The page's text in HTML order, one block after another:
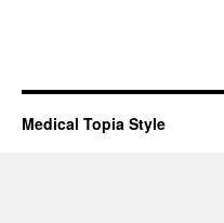
Medical Topia Style